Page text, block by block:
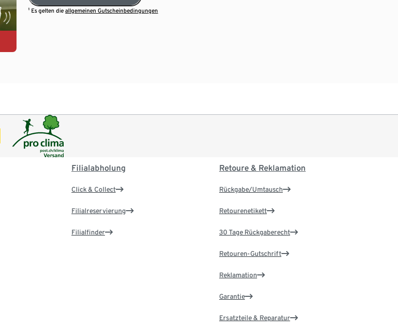
¹ Es gelten dieallgemeinen Gutscheinbedingungen
Filialabholung
Click & Collect
Filialreservierung
Filialfinder
Retoure & Reklamation
Rückgabe/Umtausch
Retourenetikett
30 Tage Rückgaberecht
Retouren-Gutschrift
Reklamation
Garantie
Ersatzteile & Reparatur